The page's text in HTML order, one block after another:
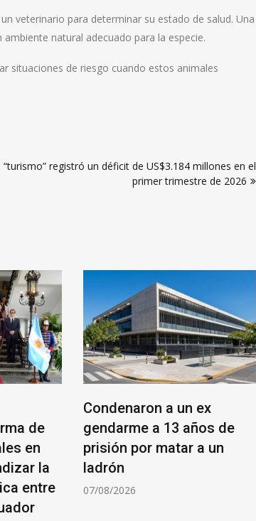
veterinario para determinar su estado de salud. Una
natural adecuado para la especie.
situaciones de riesgo cuando estos animales
“turismo” registró un déficit de US$3.184 millones en el
primer trimestre de 2026
de
en
la
entre
Condenaron a un ex
gendarme a 13 años de
prisión por matar a un
ladrón
07/08/2026